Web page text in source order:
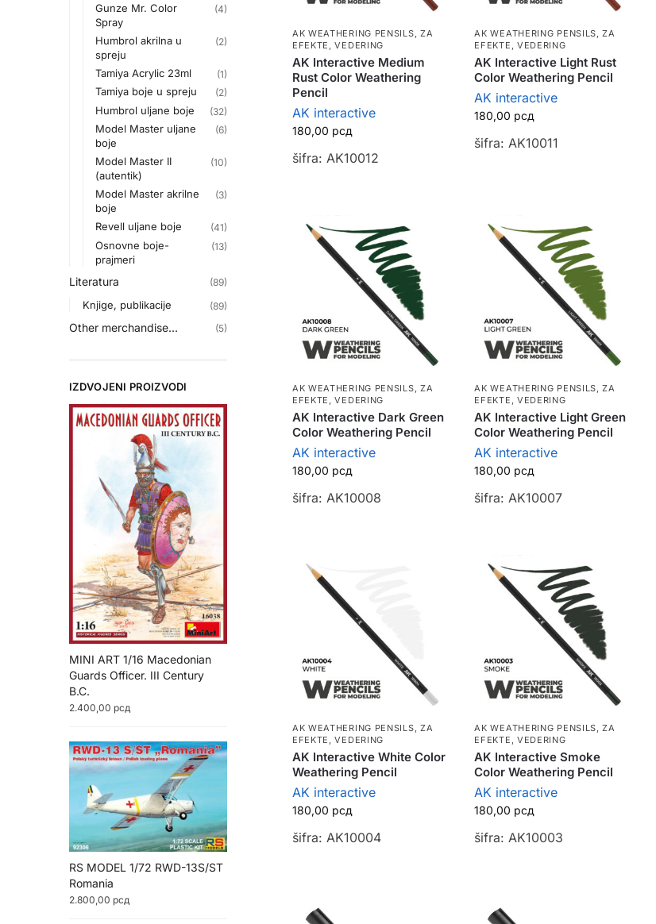
AK WEATHERING PENSILS, ZA
EFEKTE, VEDERING
AK Interactive Medium
Rust Color Weathering
Pencil
AK interactive
180,00 рсд
šifra: AK10012
AK WEATHERING PENSILS,ZA
EFEKTE, VEDERING
AK Interactive Light Rust
Color Weathering Pencil
AK interactive
180,00 рсд
šifra: AK10011
AK WEATHERING PENSILS, ZA
EFEKTE, VEDERING
AK Interactive Dark Green
Color Weathering Pencil
AK interactive
180,00 рсд
šifra: AK10008
AK WEATHERING PENSILS,ZA
EFEKTE, VEDERING
AK Interactive Light Green
Color Weathering Pencil
AK interactive
180,00 рсд
šifra: AK10007
AK WEATHERING PENSILS, ZA
EFEKTE, VEDERING
AK Interactive White Color
Weathering Pencil
AK interactive
180,00 рсд
šifra: AK10004
AK WEATHERING PENSILS,ZA
EFEKTE, VEDERING
AK Interactive Smoke
Color Weathering Pencil
AK interactive
180,00 рсд
šifra: AK10003
Gunze Mr. Color
Spray
(4)
Humbrol akrilna u
spreju
(2)
Tamiya Acrylic 23ml (1)
Tamiya boje u spreju (2)
Humbrol uljane boje (32)
Model Master uljane
boje
(6)
Model Master II
(autentik)
(10)
Model Master akrilne
boje
(3)
Revell uljane boje (41)
Osnovne boje-
prajmeri
(13)
Literatura (89)
Knjige, publikacije (89)
Other merchandise... (5)
IZDVOJENI PROIZVODI
MINI ART 1/16 Macedonian
Guards Officer. III Century
B.C.
2.400,00 рсд
RS MODEL 1/72 RWD-13S/ST
Romania
2.800,00 рсд